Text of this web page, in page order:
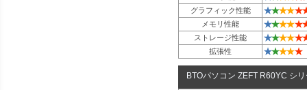
グラフィック性能 ★★★★★
メモリ性能 ★★★★★
ストレージ性能 ★★★★★
拡張性 ★★★★★
BTOパソコン ZEFT R60YC シ